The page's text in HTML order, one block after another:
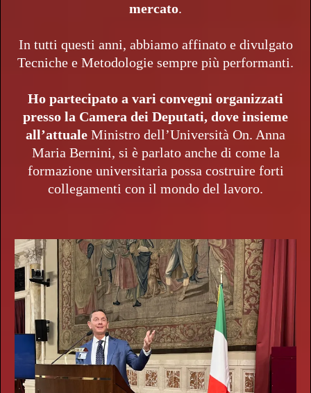
mercato.
In tutti questi anni, abbiamo affinato e divulgato
Tecniche e Metodologie sempre più performanti.
Ho partecipato a vari convegni organizzati
presso la Camera dei Deputati, dove insieme
all’attuale Ministro dell’Università On. Anna
Maria Bernini, si è parlato anche di come la
formazione universitaria possa costruire forti
collegamenti con il mondo del lavoro.